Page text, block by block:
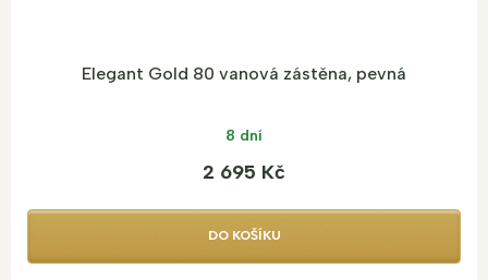
Elegant Gold 80 vanová zástěna, pevná
8 dní
2 695 Kč
DO KOŠÍKU